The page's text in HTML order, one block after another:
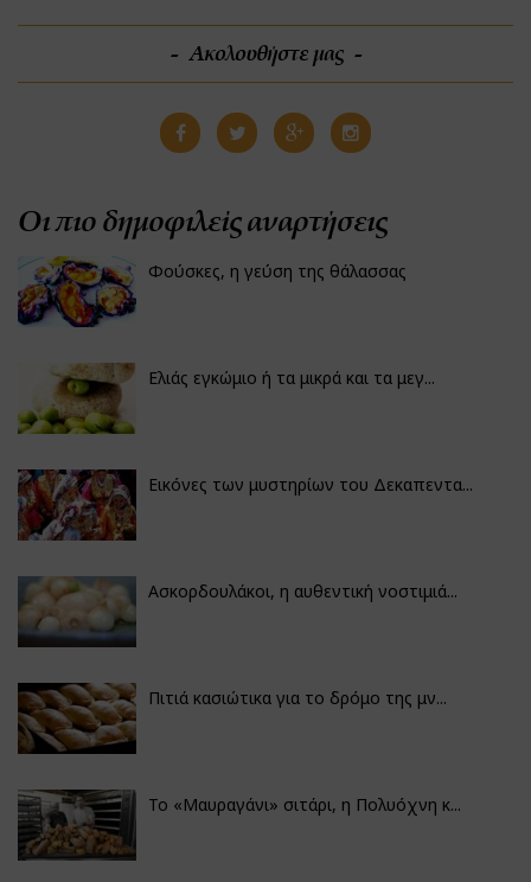
Ακολουθήστε μας
Οι πιο δημοφιλείς αναρτήσεις
Φούσκες, η γεύση της θάλασσας
Ελιάς εγκώμιο ή τα μικρά και τα μεγ...
Εικόνες των μυστηρίων του Δεκαπεντα...
Ασκορδουλάκοι, η αυθεντική νοστιμιά...
Πιτιά κασιώτικα για το δρόμο της μν...
Το «Μαυραγάνι» σιτάρι, η Πολυόχνη κ...